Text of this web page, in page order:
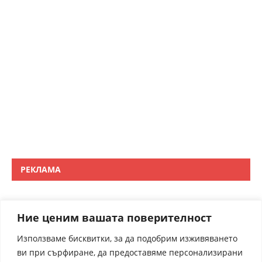
Ние ценим вашата поверителност
Използваме бисквитки, за да подобрим изживяването
ви при сърфиране, да предоставяме персонализирани
РЕКЛАМА